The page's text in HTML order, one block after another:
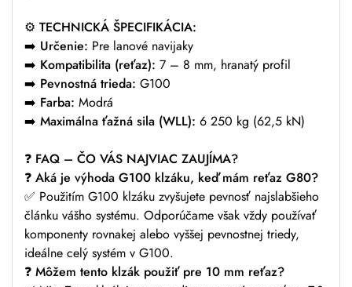
⚙️ TECHNICKÁ ŠPECIFIKÁCIA:
➡️ Určenie: Pre lanové navijaky
➡️ Kompatibilita (reťaz): 7 – 8 mm, hranatý profil
➡️ Pevnostná trieda: G100
➡️ Farba: Modrá
➡️ Maximálna ťažná sila (WLL): 6 250 kg (62,5 kN)
❓ FAQ – ČO VÁS NAJVIAC ZAUJÍMA?
❓ Aká je výhoda G100 klzáku, keď mám reťaz G80?
✅ Použitím G100 klzáku zvyšujete pevnosť najslabšieho
článku vášho systému. Odporúčame však vždy používať
komponenty rovnakej alebo vyššej pevnostnej triedy,
ideálne celý systém v G100.
❓ Môžem tento klzák použiť pre 10 mm reťaz?